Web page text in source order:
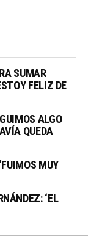
SUMAR
FELIZ DE
ALGO
QUEDA
MUY
‘EL